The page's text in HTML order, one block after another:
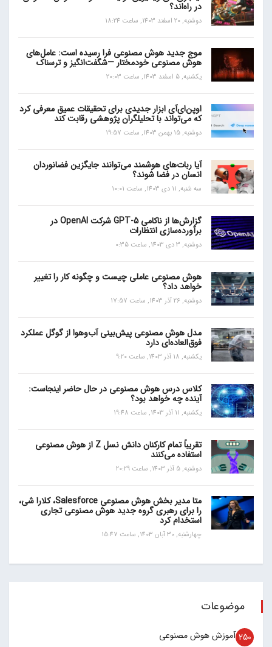
در راه‌اند؟
دوشنبه, 20 اسفند 1403, ساعت 18:24
موج جدید هوش مصنوعی فرا رسیده است: عامل‌های
هوش مصنوعی خودمختار —شگفت‌انگیز و ترسناک
یکشنبه, 5 اسفند 1403, ساعت 20:03
اوپن‌ای‌آی ابزار جدیدی برای تحقیقات عمیق معرفی کرد
که می‌تواند با تحلیلگران پژوهشی رقابت کند
دوشنبه, 15 بهمن 1403, ساعت 19:57
آیا ربات‌های هوشمند می‌توانند جایگزین فضانوردان
انسان در فضا شوند؟
سه شنبه, 11 دی 1403, ساعت 10:01
گزارش‌ها از ناکامی GPT-5 شرکت OpenAI در
برآورده‌سازی انتظارات
دوشنبه, 3 دی 1403, ساعت 0:35
هوش مصنوعی عاملی چیست و چگونه کار را تغییر
خواهد داد؟
دوشنبه, 26 آذر 1403, ساعت 17:57
مدل هوش مصنوعی پیش‌بینی آب‌و‌هوا از گوگل عملکرد
فوق‌العاده‌ای دارد
یکشنبه, 18 آذر 1403, ساعت 9:20
کلاس درس هوش مصنوعی در حال حاضر اینجاست:
آینده چه خواهد بود؟
یکشنبه, 11 آذر 1403, ساعت 19:48
تقریباً تمام کارکنان دانش نسل Z از هوش مصنوعی
استفاده می‌کنند
دوشنبه, 5 آذر 1403, ساعت 20:29
متا مدیر بخش هوش مصنوعی Salesforce، کلارا شی،
را برای رهبری گروه جدید هوش مصنوعی تجاری
استخدام کرد
چهارشنبه, 30 آبان 1403, ساعت 15:47
موضوعات
آموزش هوش مصنوعی 250